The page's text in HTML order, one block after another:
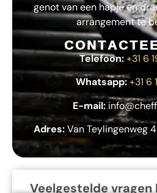
genot van een hapje en
arrangement te
Telefoon: +31 6
Whatsapp:+31 6
E-mail:
Adres:Van Teylingenweg
Veelgestelde